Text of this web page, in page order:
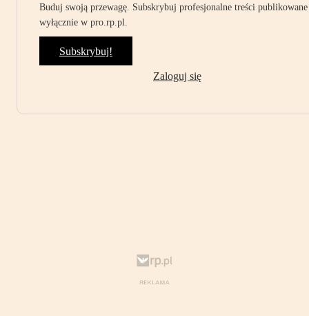
Buduj swoją przewagę. Subskrybuj profesjonalne treści publikowane
wyłącznie w pro.rp.pl.
Subskrybuj!
Zaloguj się